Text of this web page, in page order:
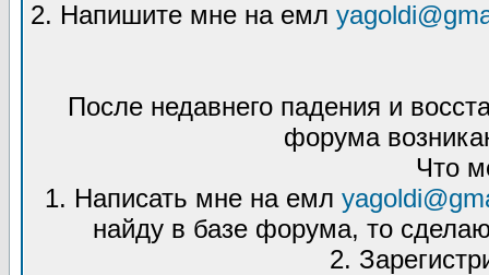
2. Напишите мне на емл
После недавнего падения и
форума
Что
1. Написать мне на емл
найду в базе форума, то
2.